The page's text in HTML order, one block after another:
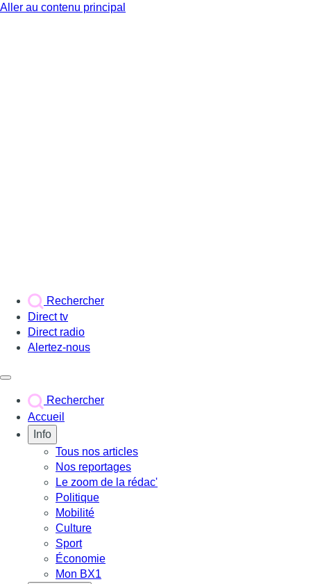
Aller au contenu principal
Rechercher
Direct tv
Direct radio
Alertez-nous
Rechercher
Accueil
Info
Tous nos articles
Nos reportages
Le zoom de la rédac'
Politique
Mobilité
Culture
Sport
Économie
Mon BX1